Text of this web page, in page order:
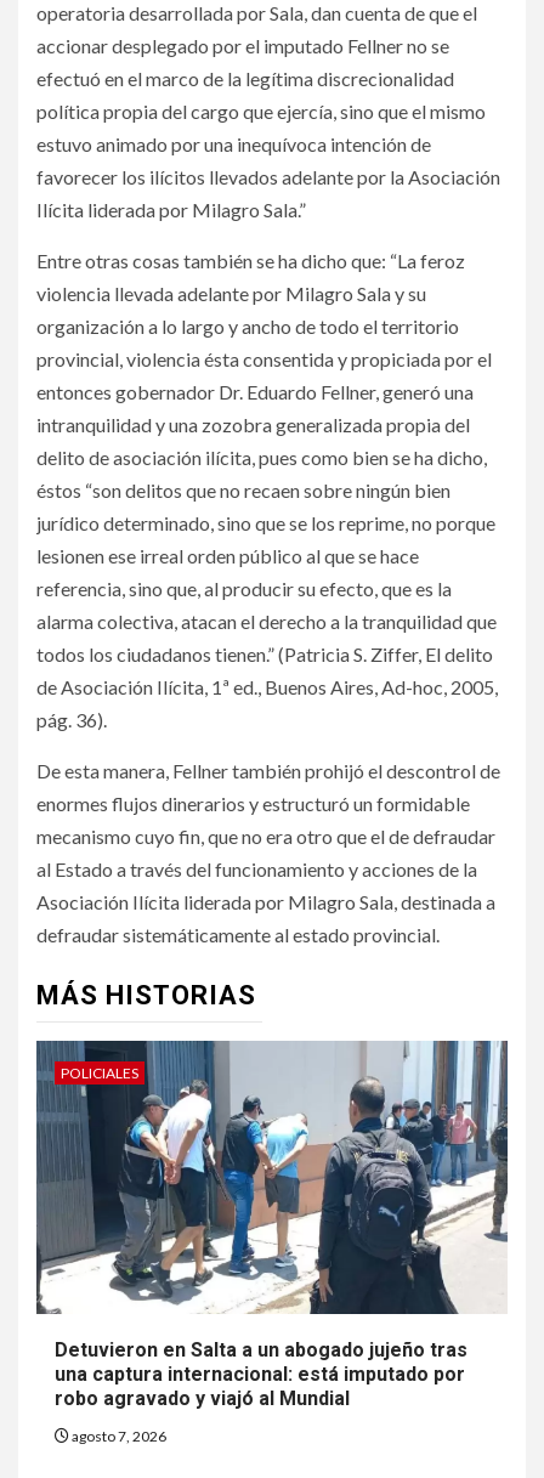
operatoria desarrollada por Sala, dan cuenta de que el
accionar desplegado por el imputado Fellner no se
efectuó en el marco de la legítima discrecionalidad
política propia del cargo que ejercía, sino que el mismo
estuvo animado por una inequívoca intención de
favorecer los ilícitos llevados adelante por la Asociación
Ilícita liderada por Milagro Sala.”
Entre otras cosas también se ha dicho que: “La feroz
violencia llevada adelante por Milagro Sala y su
organización a lo largo y ancho de todo el territorio
provincial, violencia ésta consentida y propiciada por el
entonces gobernador Dr. Eduardo Fellner, generó una
intranquilidad y una zozobra generalizada propia del
delito de asociación ilícita, pues como bien se ha dicho,
éstos “son delitos que no recaen sobre ningún bien
jurídico determinado, sino que se los reprime, no porque
lesionen ese irreal orden público al que se hace
referencia, sino que, al producir su efecto, que es la
alarma colectiva, atacan el derecho a la tranquilidad que
todos los ciudadanos tienen.” (Patricia S. Ziffer, El delito
de Asociación Ilícita, 1ª ed., Buenos Aires, Ad-hoc, 2005,
pág. 36).
De esta manera, Fellner también prohijó el descontrol de
enormes flujos dinerarios y estructuró un formidable
mecanismo cuyo fin, que no era otro que el de defraudar
al Estado a través del funcionamiento y acciones de la
Asociación Ilícita liderada por Milagro Sala, destinada a
defraudar sistemáticamente al estado provincial.
MÁS HISTORIAS
POLICIALES
Detuvieron en Salta a un abogado jujeño tras
una captura internacional: está imputado por
robo agravado y viajó al Mundial
agosto 7, 2026